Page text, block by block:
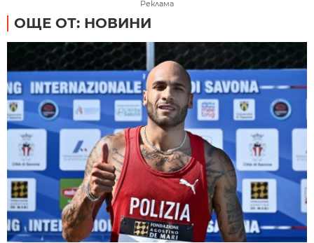
Реклама
ОЩЕ ОТ: НОВИНИ